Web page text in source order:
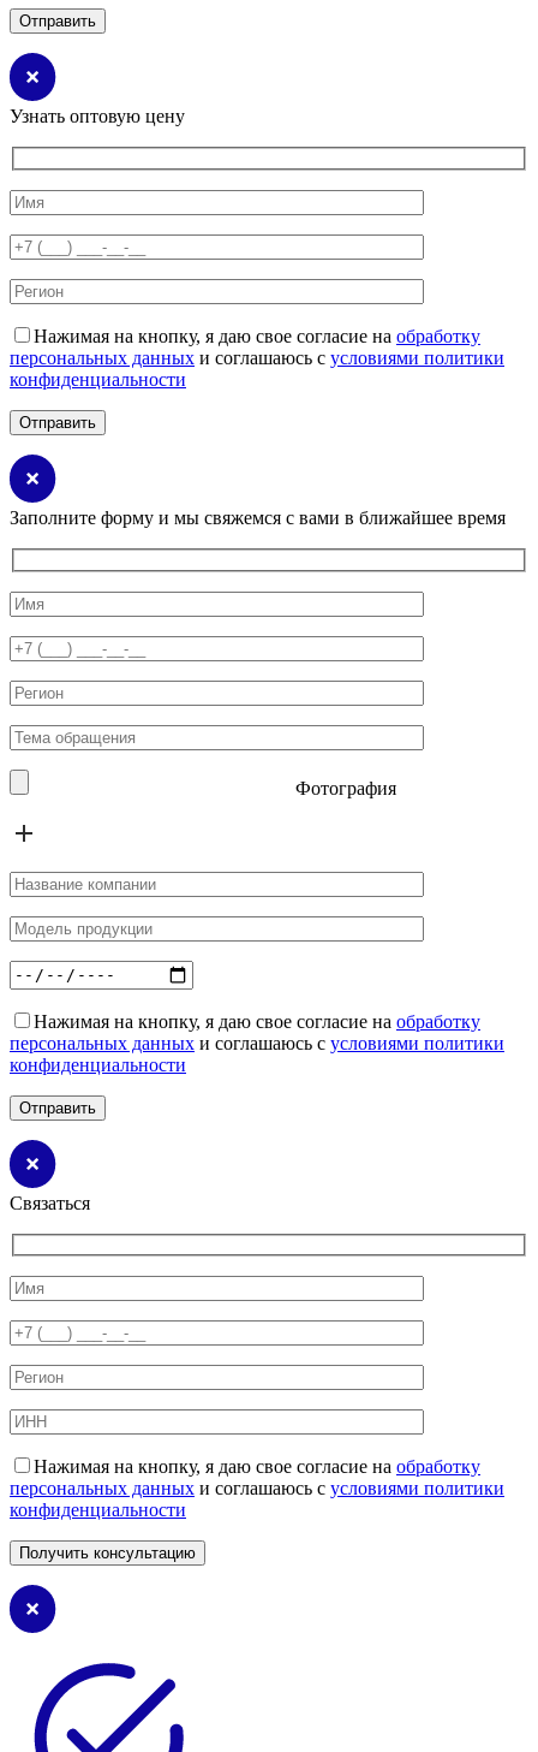
Узнать оптовую цену
Нажимая на кнопку, я даю свое согласие на обработку
персональных данных и соглашаюсь с условиями политики
конфиденциальности
Заполните форму и мы свяжемся с вами в ближайшее время
Фотография
Нажимая на кнопку, я даю свое согласие на обработку
персональных данных и соглашаюсь с условиями политики
конфиденциальности
Связаться
Нажимая на кнопку, я даю свое согласие на обработку
персональных данных и соглашаюсь с условиями политики
конфиденциальности